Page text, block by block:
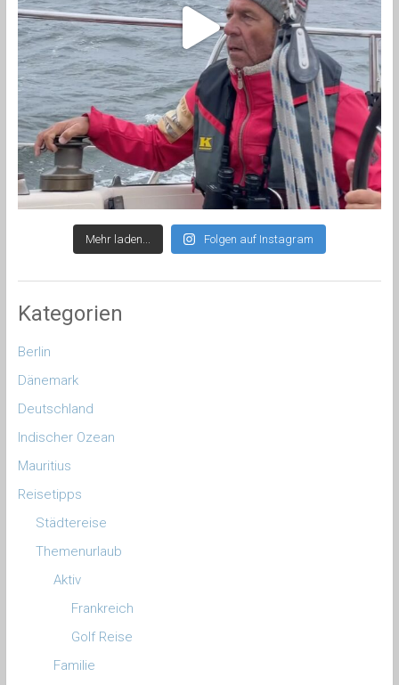
Mehr laden... Folgen auf Instagram
Kategorien
Berlin
Dänemark
Deutschland
Indischer Ozean
Mauritius
Reisetipps
Städtereise
Themenurlaub
Aktiv
Frankreich
Golf Reise
Familie